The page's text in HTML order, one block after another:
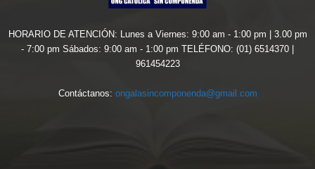
HORARIO DE ATENCIÓN: Lunes a Viernes: 9:00 am - 1:00 pm | 3.00 pm
- 7:00 pm Sábados: 9:00 am - 1:00 pm TELÉFONO: (01) 6514370 |
961454223
Contáctanos: ongalasincomponenda@gmail.com